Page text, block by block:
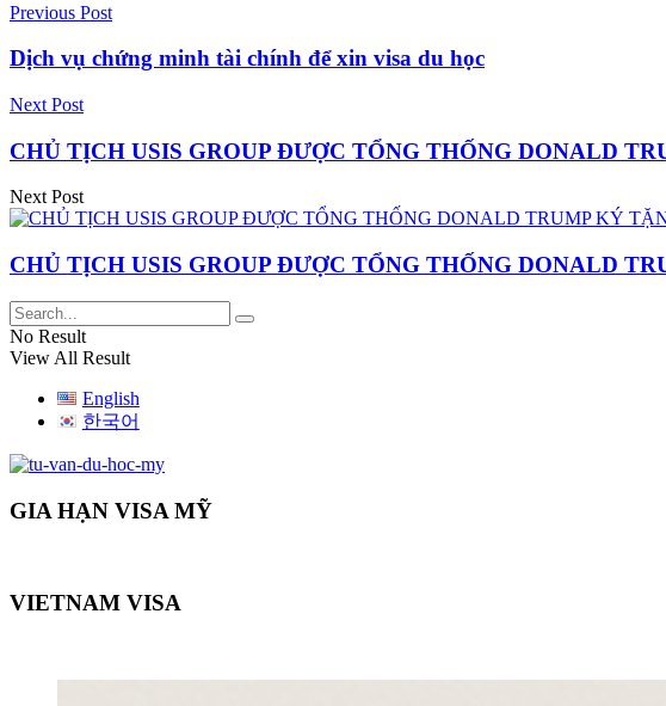
Previous Post
Dịch vụ chứng minh tài chính để xin visa du học
Next Post
CHỦ TỊCH USIS GROUP ĐƯỢC TỔNG THỐNG DONALD
Next Post
CHỦ TỊCH USIS GROUP ĐƯỢC TỔNG THỐNG DONALD
No Result
View All Result
English
한국어
GIA HẠN VISA MỸ
VIETNAM VISA